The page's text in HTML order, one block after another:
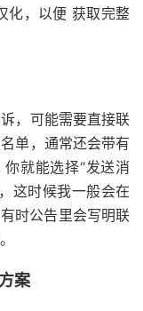
化，以便 获取完整
，可能需要直接联
单，通常还会带有
你就能选择“发送消
这时候我一般会在
时公告里会写明联
案